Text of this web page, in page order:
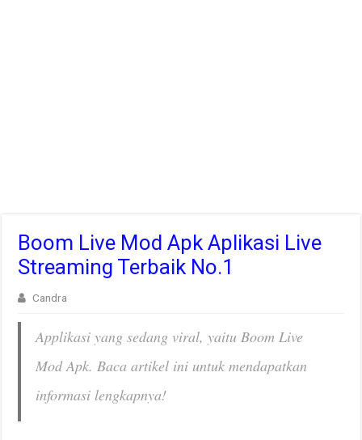
Boom Live Mod Apk Aplikasi Live
Streaming Terbaik No.1
Candra
Applikasi yang sedang viral, yaitu Boom Live
Mod Apk. Baca artikel ini untuk mendapatkan
informasi lengkapnya!